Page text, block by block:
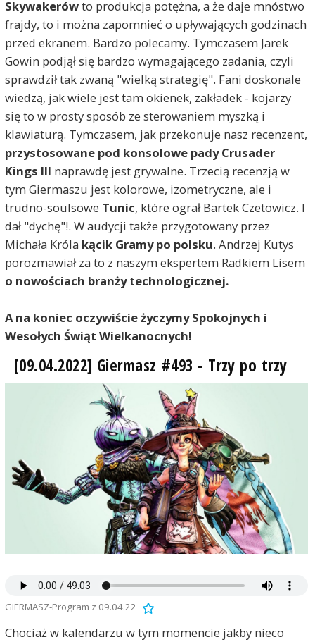
Skywakerówto produkcja potężna, a że daje mnóstwo
frajdy, to i można zapomnieć o upływających godzinach
przed ekranem. Bardzo polecamy. Tymczasem Jarek
Gowin podjął się bardzo wymagającego zadania, czyli
sprawdził tak zwaną "wielką strategię". Fani doskonale
wiedzą, jak wiele jest tam okienek, zakładek - kojarzy
się to w prosty sposób ze sterowaniem myszką i
klawiaturą. Tymczasem, jak przekonuje nasz recenzent,
przystosowane pod konsolowe pady Crusader
Kings III naprawdę jest grywalne. Trzecią recenzją w
tym Giermaszu jest kolorowe, izometryczne, ale i
trudno-soulsowe Tunic, które ograł Bartek Czetowicz. I
dał "dychę"!. W audycji także przygotowany przez
Michała Króla kącik Gramy po polsku. Andrzej Kutys
porozmawiał za to z naszym ekspertem Radkiem Lisem
o nowościach branży technologicznej.
A na koniec oczywiście życzymy Spokojnych i
Wesołych Świąt Wielkanocnych!
[09.04.2022] Giermasz #493 - Trzy po trzy
GIERMASZ-Program z 09.04.22
Chociaż w kalendarzu w tym momencie jakby nieco